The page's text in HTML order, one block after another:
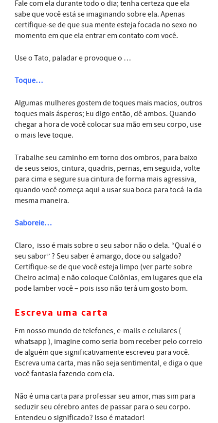
Fale com ela durante todo o dia; tenha certeza que ela
sabe que você está se imaginando sobre ela. Apenas
certifique-se de que sua mente esteja focada no sexo no
momento em que ela entrar em contato com você.
Use o Tato, paladar e provoque o …
Toque…
Algumas mulheres gostem de toques mais macios, outros
toques mais ásperos; Eu digo então, dê ambos. Quando
chegar a hora de você colocar sua mão em seu corpo, use
o mais leve toque.
Trabalhe seu caminho em torno dos ombros, para baixo
de seus seios, cintura, quadris, pernas, em seguida, volte
para cima e segure sua cintura de forma mais agressiva,
quando você começa aqui a usar sua boca para tocá-la da
mesma maneira.
Saboreie…
Claro, isso é mais sobre o seu sabor não o dela. “Qual é o
seu sabor” ? Seu saber é amargo, doce ou salgado?
Certifique-se de que você esteja limpo (ver parte sobre
Cheiro acima) e não coloque Colônias, em lugares que ela
pode lamber você – pois isso não terá um gosto bom.
Escreva uma carta
Em nosso mundo de telefones, e-mails e celulares (
whatsapp ), imagine como seria bom receber pelo correio
de alguém que significativamente escreveu para você.
Escreva uma carta, mas não seja sentimental, e diga o que
você fantasia fazendo com ela.
Não é uma carta para professar seu amor, mas sim para
seduzir seu cérebro antes de passar para o seu corpo.
Entendeu o significado? Isso é matador!